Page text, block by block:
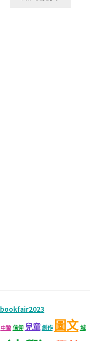
bookfair2023
中醫 信仰 兒童 創作 圖文 城